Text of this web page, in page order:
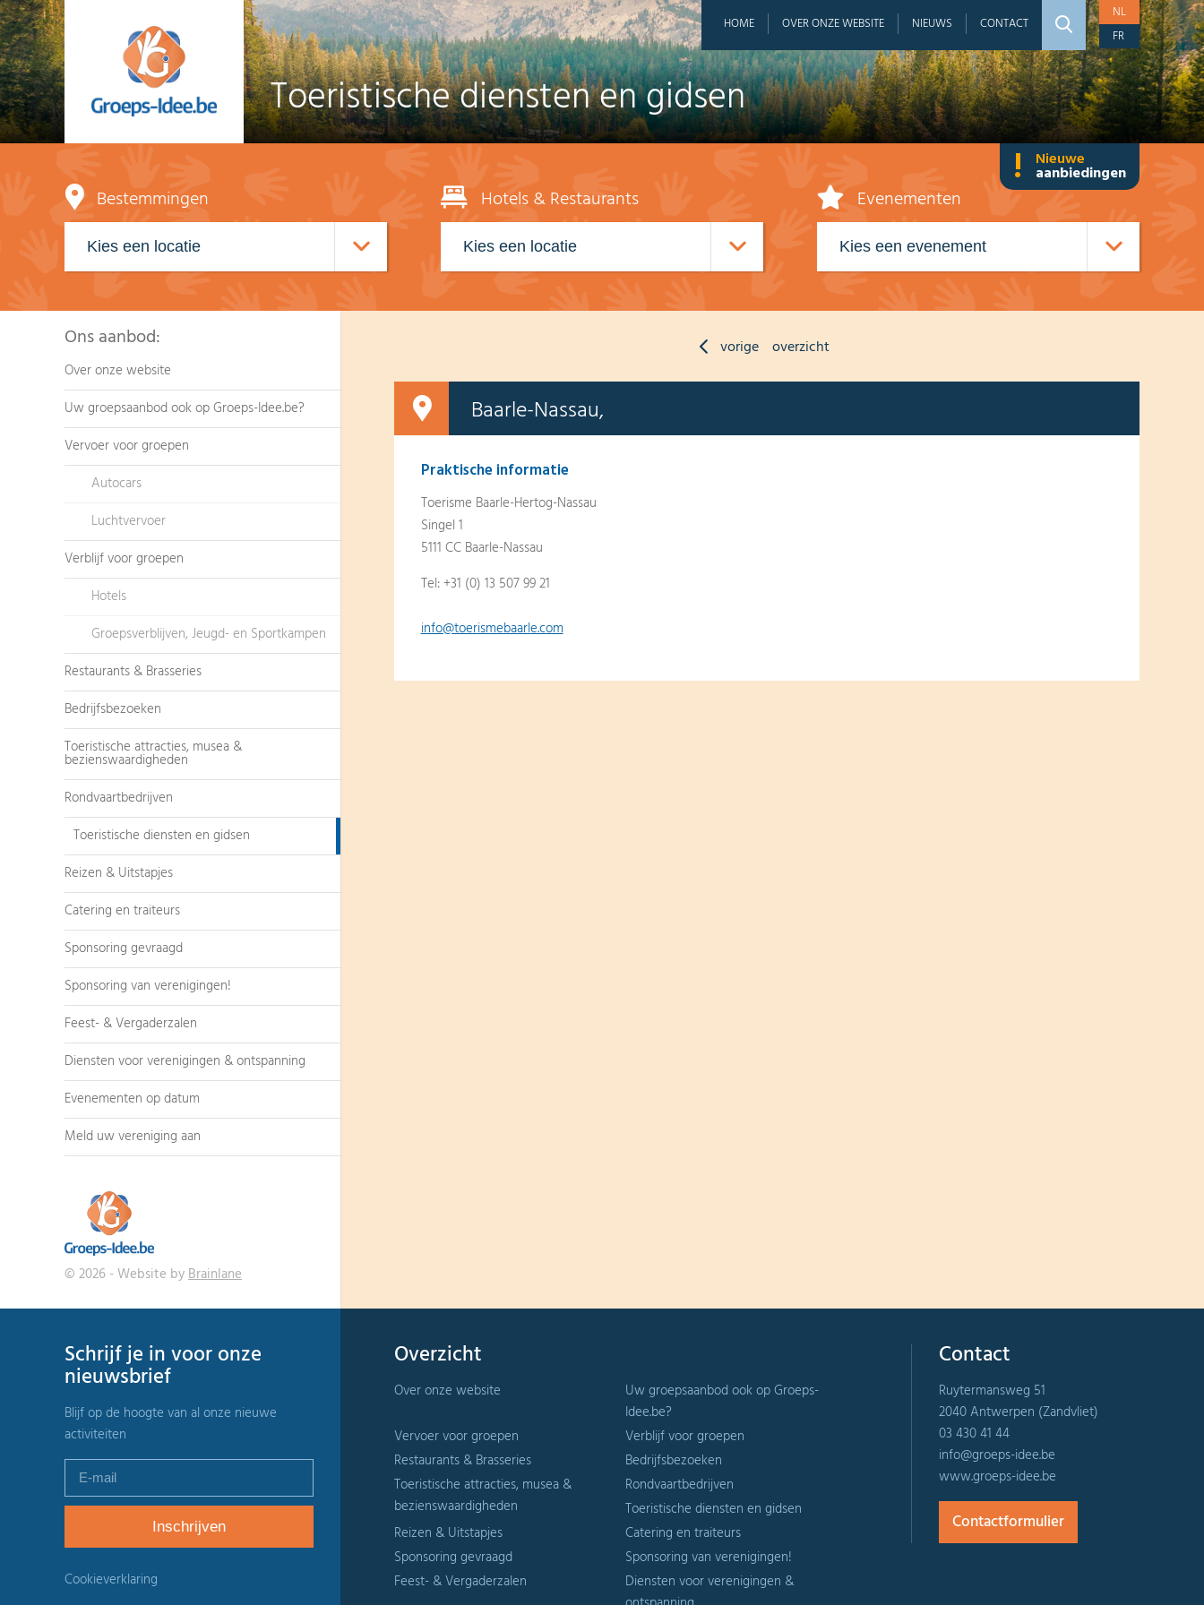
Toeristische diensten en gidsen
NL
FR
HOME OVER ONZE WEBSITE NIEUWS CONTACT
! Nieuwe
aanbiedingen
Bestemmingen Hotels & Restaurants Evenementen
Ons aanbod:
Over onze website
Uw groepsaanbod ook op Groeps-Idee.be?
Vervoer voor groepen
Autocars
Luchtvervoer
Verblijf voor groepen
Hotels
Groepsverblijven, Jeugd- en Sportkampen
Restaurants & Brasseries
Bedrijfsbezoeken
Toeristische attracties, musea &
bezienswaardigheden
Rondvaartbedrijven
Toeristische diensten en gidsen
Reizen & Uitstapjes
Catering en traiteurs
Sponsoring gevraagd
Sponsoring van verenigingen!
Feest- & Vergaderzalen
Diensten voor verenigingen & ontspanning
Evenementen op datum
Meld uw vereniging aan
© 2026 - Website byBrainlane
vorige overzicht
Baarle-Nassau,
Praktische informatie
Toerisme Baarle-Hertog-Nassau
Singel 1
5111 CC Baarle-Nassau
Tel: +31 (0) 13 507 99 21
info@toerismebaarle.com
Schrijf je in voor onze
nieuwsbrief
Blijf op de hoogte van al onze nieuwe
activiteiten
Cookieverklaring
Overzicht
Over onze website
Uw groepsaanbod ook op Groeps-
Idee.be?
Vervoer voor groepen
Verblijf voor groepen
Restaurants & Brasseries
Bedrijfsbezoeken
Toeristische attracties, musea &
bezienswaardigheden
Rondvaartbedrijven
Toeristische diensten en gidsen
Reizen & Uitstapjes
Catering en traiteurs
Sponsoring gevraagd
Sponsoring van verenigingen!
Feest- & Vergaderzalen
Diensten voor verenigingen &
Contact
Ruytermansweg 51
2040 Antwerpen (Zandvliet)
03 430 41 44
info@groeps-idee.be
www.groeps-idee.be
Contactformulier